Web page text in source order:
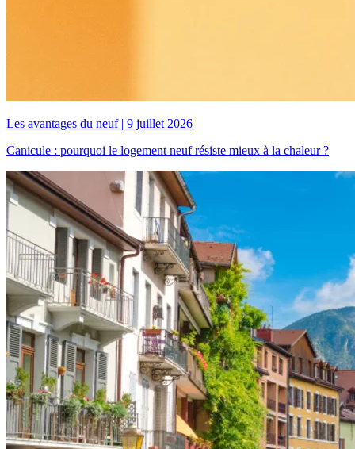
Les avantages du neuf| 9 juillet 2026
Canicule : pourquoi le logement neuf résiste mieux à la chaleur ?